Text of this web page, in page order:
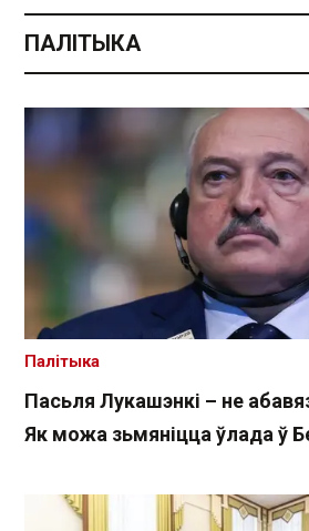
ПАЛІТЫКА
Пасьля Лукашэнкі – не
Як можа зьмяніцца ўлада ў
Палітыка